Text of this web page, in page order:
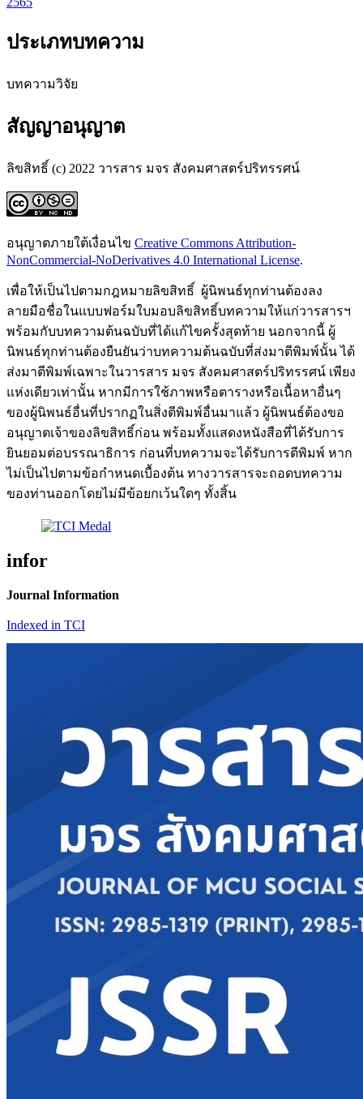
ประเภทบทความ
บทความวิจัย
สัญญาอนุญาต
ลิขสิทธิ์ (c) 2022 วารสาร มจร สังคมศาสตร์ปริทรรศน์
อนุญาตภายใต้เงื่อนไข Creative Commons Attribution-
NonCommercial-NoDerivatives 4.0 International License.
เพื่อให้เป็นไปตามกฎหมายลิขสิทธิ์ ผู้นิพนธ์ทุกท่านต้องลง
ลายมือชื่อในแบบฟอร์มใบมอบลิขสิทธิ์บทความให้แก่วารสารฯ
พร้อมกับบทความต้นฉบับที่ได้แก้ไขครั้งสุดท้าย นอกจากนี้ ผู้
นิพนธ์ทุกท่านต้องยืนยันว่าบทความต้นฉบับที่ส่งมาตีพิมพ์นั้น ได้
ส่งมาตีพิมพ์เฉพาะในวารสาร มจร สังคมศาสตร์ปริทรรศน์ เพียง
แห่งเดียวเท่านั้น หากมีการใช้ภาพหรือตารางหรือเนื้อหาอื่นๆ
ของผู้นิพนธ์อื่นที่ปรากฏในสิ่งตีพิมพ์อื่นมาแล้ว ผู้นิพนธ์ต้องขอ
อนุญาตเจ้าของลิขสิทธิ์ก่อน พร้อมทั้งแสดงหนังสือที่ได้รับการ
ยินยอมต่อบรรณาธิการ ก่อนที่บทความจะได้รับการตีพิมพ์ หาก
ไม่เป็นไปตามข้อกำหนดเบื้องต้น ทางวารสารจะถอดบทความ
ของท่านออกโดยไม่มีข้อยกเว้นใดๆ ทั้งสิ้น
infor
Journal Information
Indexed in TCI